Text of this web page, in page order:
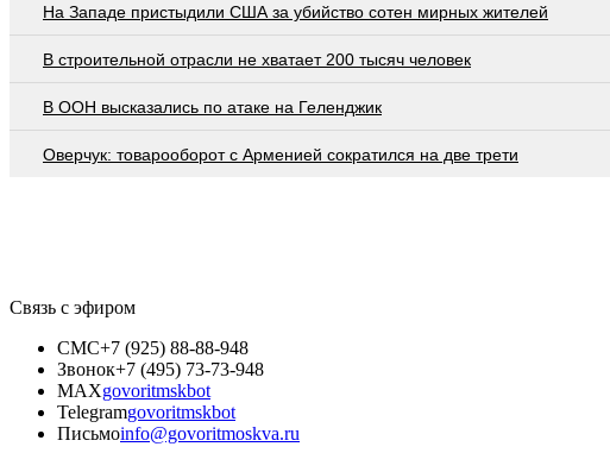
На Западе пристыдили США за убийство сотен мирных жителей
В строительной отрасли не хватает 200 тысяч человек
В ООН высказались по атаке на Геленджик
Оверчук: товарооборот с Арменией сократился на две трети
Связь с эфиром
СМС+7 (925) 88-88-948
Звонок+7 (495) 73-73-948
MAXgovoritmskbot
Telegramgovoritmskbot
Письмоinfo@govoritmoskva.ru